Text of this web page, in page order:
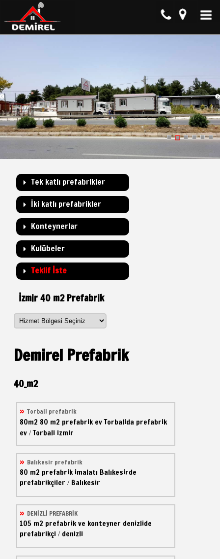
Tek katlı prefabrikler
İki katlı prefabrikler
Konteynerlar
Kulübeler
Teklif İste
İzmir 40 m2 Prefabrik
Demirel Prefabrik
40_m2
Torbali prefabrik
80m2 80 m2 prefabrik evTorbalida prefabrik
ev/Torbali izmir
Balıkesir prefabrik
80 m2 prefabrik imalatı Balıkesirde
prefabrikçiler / Balıkesir
DENİZLİ PREFABRİK
105 m2 prefabrik ve konteyner denizlide
prefabrikçi / denizli